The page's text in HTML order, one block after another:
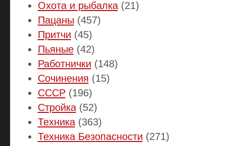
Охота и рыбалка(21)
Пацаны (457)
Притчи (45)
Пьяные(42)
Работнички (148)
Сочинения (15)
СССР(196)
Стройка(52)
Техника(363)
Техника Безопасности (271)